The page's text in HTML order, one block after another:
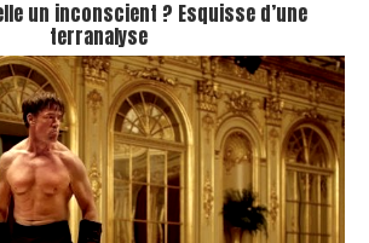
un inconscient ? Esquisse d’une
terranalyse